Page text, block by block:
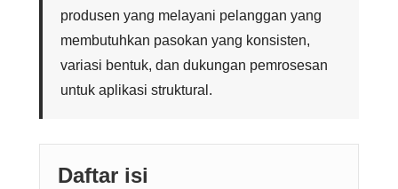
produsen yang melayani pelanggan yang
membutuhkan pasokan yang konsisten,
variasi bentuk, dan dukungan pemrosesan
untuk aplikasi struktural.
Daftar isi